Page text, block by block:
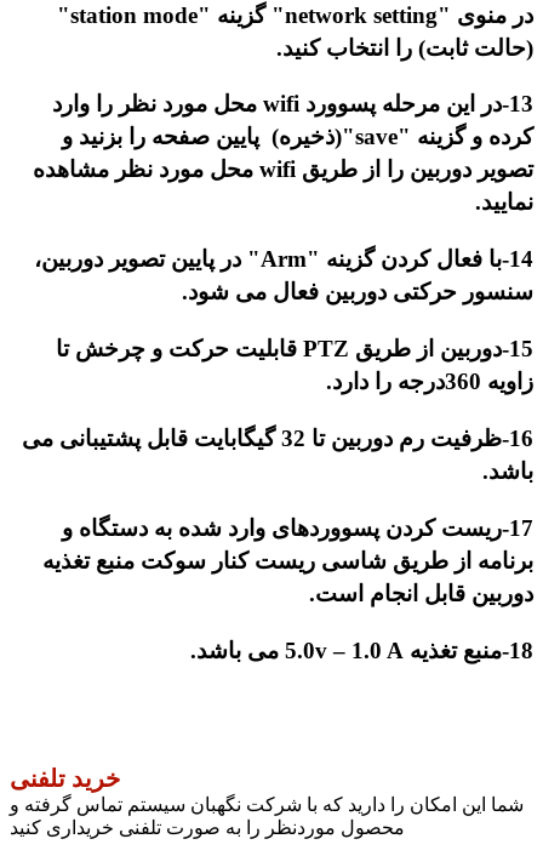
در منوی "network setting" گزینه "station mode"
(حالت ثابت) را انتخاب کنید.
13-در این مرحله پسوورد wifi محل مورد نظر را وارد
کرده و گزینه "save"(ذخیره) پایین صفحه را بزنید و
تصویر دوربین را از طریق wifi محل مورد نظر مشاهده
نمایید.
14-با فعال کردن گزینه "Arm" در پایین تصویر دوربین،
سنسور حرکتی دوربین فعال می شود.
15-دوربین از طریق PTZ قابلیت حرکت و چرخش تا
زاویه 360درجه را دارد.
16-ظرفیت رم دوربین تا 32 گیگابایت قابل پشتیبانی می
باشد.
17-ریست کردن پسووردهای وارد شده به دستگاه و
برنامه از طریق شاسی ریست کنار سوکت منبع تغذیه
دوربین قابل انجام است.
18-منبع تغذیه 5.0v – 1.0 A می باشد.
خرید تلفنی
شما این امکان را دارید که با شرکت نگهبان سیستم تماس گرفته و
محصول موردنظر را به صورت تلفنی خریداری کنید